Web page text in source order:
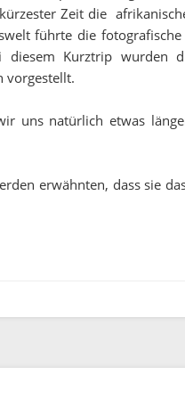
Zeit die
führte die fotografische
diesem Kurztrip wurden
vorgestellt.
uns natürlich etwas
erwähnten, dass sie